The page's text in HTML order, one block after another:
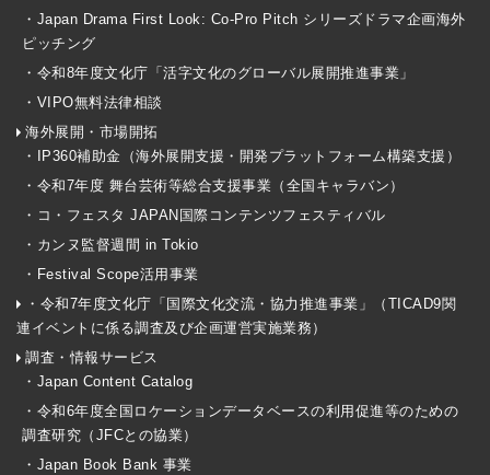
・Japan Drama First Look: Co-Pro Pitch シリーズドラマ企画海外
ピッチング
・令和8年度文化庁「活字文化のグローバル展開推進事業」
・VIPO無料法律相談
海外展開・市場開拓
・IP360補助金（海外展開支援・開発プラットフォーム構築支援）
・令和7年度 舞台芸術等総合支援事業（全国キャラバン）
・コ・フェスタ JAPAN国際コンテンツフェスティバル
・カンヌ監督週間 in Tokio
・Festival Scope活用事業
・令和7年度文化庁「国際文化交流・協力推進事業」（TICAD9関
連イベントに係る調査及び企画運営実施業務）
調査・情報サービス
・Japan Content Catalog
・令和6年度全国ロケーションデータベースの利用促進等のための
調査研究（JFCとの協業）
・Japan Book Bank 事業